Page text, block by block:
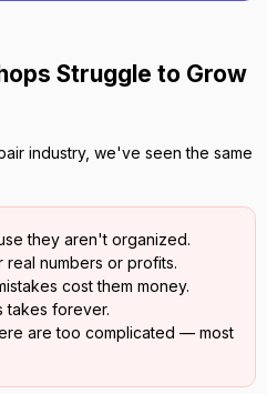
Struggle to Grow
industry, we've seen the same
they aren't organized.
numbers or profits.
cost them money.
takes forever.
are too complicated — most